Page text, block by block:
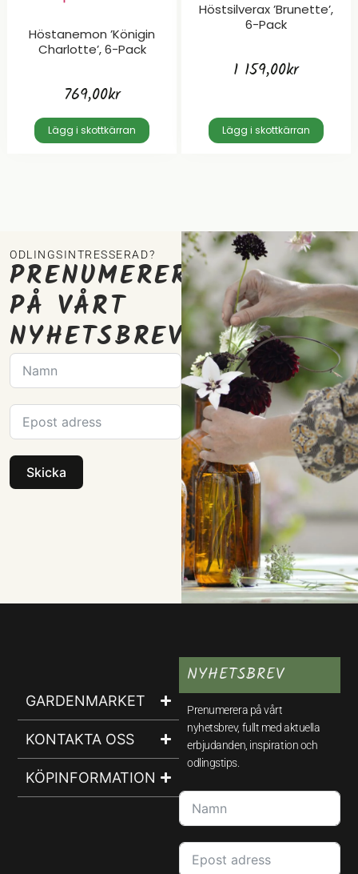
Höstanemon ’Königin
Charlotte’, 6-Pack
769,00kr
Lägg i skottkärran
Höstsilverax ’Brunette’,
6-Pack
1 159,00kr
Lägg i skottkärran
ODLINGSINTRESSERAD?
PRENUMERERA
PÅ VÅRT
NYHETSBREV
Skicka
GARDENMARKET
KONTAKTA OSS
KÖPINFORMATION
NYHETSBREV
Prenumerera på vårt
nyhetsbrev, fullt med aktuella
erbjudanden, inspiration och
odlingstips.